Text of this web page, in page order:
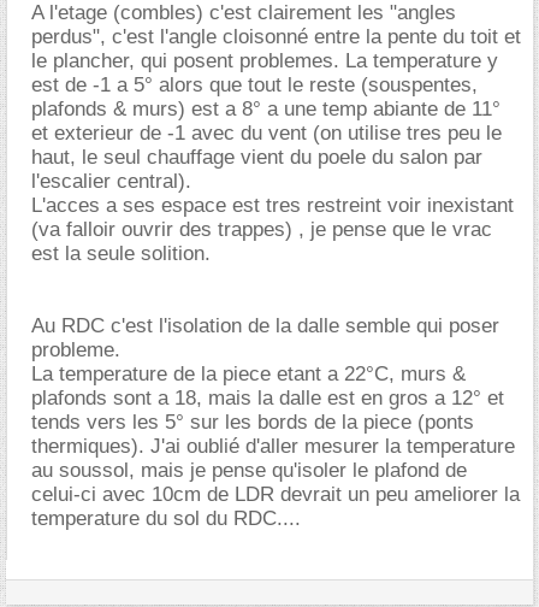
A l'etage (combles) c'est clairement les "angles
perdus", c'est l'angle cloisonné entre la pente du toit et
le plancher, qui posent problemes. La temperature y
est de -1 a 5° alors que tout le reste (souspentes,
plafonds & murs) est a 8° a une temp abiante de 11°
et exterieur de -1 avec du vent (on utilise tres peu le
haut, le seul chauffage vient du poele du salon par
l'escalier central).
L'acces a ses espace est tres restreint voir inexistant
(va falloir ouvrir des trappes) , je pense que le vrac
est la seule solition.
Au RDC c'est l'isolation de la dalle semble qui poser
probleme.
La temperature de la piece etant a 22°C, murs &
plafonds sont a 18, mais la dalle est en gros a 12° et
tends vers les 5° sur les bords de la piece (ponts
thermiques). J'ai oublié d'aller mesurer la temperature
au soussol, mais je pense qu'isoler le plafond de
celui-ci avec 10cm de LDR devrait un peu ameliorer la
temperature du sol du RDC....